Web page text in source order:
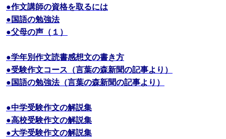
●作文講師の資格を取るには
●国語の勉強法
●父母の声（１）
●学年別作文読書感想文の書き方
●受験作文コース（言葉の森新聞の記事より）
●国語の勉強法（言葉の森新聞の記事より）
●中学受験作文の解説集
●高校受験作文の解説集
●大学受験作文の解説集